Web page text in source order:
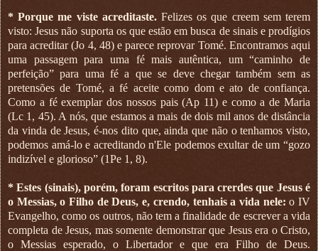
* Porque me viste acreditaste.Felizes os que creem sem terem
visto: Jesus não suporta os que estão em busca de sinais e prodígios
para acreditar (Jo 4, 48) e parece reprovar Tomé. Encontramos aqui
uma passagem para uma fé mais autêntica, um “caminho de
perfeição” para uma fé a que se deve chegar também sem as
pretensões de Tomé, a fé aceite como dom e ato de confiança.
Como a fé exemplar dos nossos pais (Ap 11) e como a de Maria
(Lc 1, 45). A nós, que estamos a mais de dois mil anos de distância
da vinda de Jesus, é-nos dito que, ainda que não o tenhamos visto,
podemos amá-lo e acreditando n'Ele podemos exultar de um “gozo
indizível e glorioso” (1Pe 1, 8).
* Estes (sinais), porém, foram escritos para crerdes que Jesus é
o Messias, o Filho de Deus, e, crendo, tenhais a vida nele: o IV
Evangelho, como os outros, não tem a finalidade de escrever a vida
completa de Jesus, mas somente demonstrar que Jesus era o Cristo,
o Messias esperado, o Libertador e que era Filho de Deus.